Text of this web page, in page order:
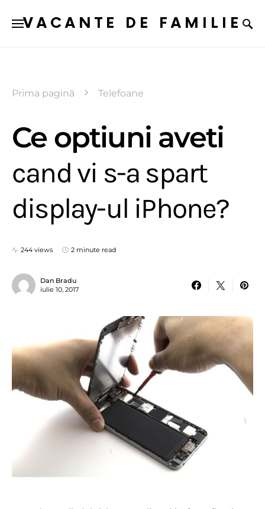
VACANTE DE FAMILIE
Prima pagină Telefoane
Ce optiuni aveti
cand vi s-a spart
display-ul iPhone?
244 views 2 minute read
Dan Bradu
iulie 10, 2017